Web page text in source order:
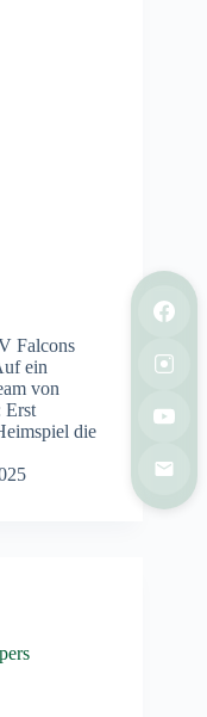
Falcons
ein
von
Erst
die